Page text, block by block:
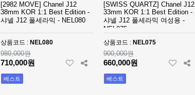
[2982 MOVE] Chanel J12
38mm KOR 1:1 Best Edition -
샤넬 J12 풀세라믹 - NEL080
상품코드 : NEL080
980,000원
710,000원
베스트
[SWISS QUARTZ] Chanel J12
33mm KOR 1:1 Best Edition -
샤넬 J12 풀세라믹 여성용 -
NEL075
상품코드 : NEL075
900,000원
660,000원
베스트